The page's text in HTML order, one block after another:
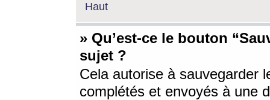
Haut
» Qu’est-ce le bouton
sujet ?
Cela autorise à sauvegarder
complétés et envoyés à une